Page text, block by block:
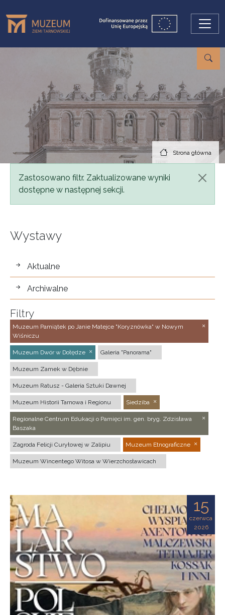
Strona główna
Komunikat
Zastosowano filtr. Zaktualizowane wyniki
dostępne w następnej sekcji.
Wystawy
wystawy
Aktualne
Archiwalne
Filtry
Muzeum Pamiątek po Janie Matejce "Koryznówka" w Nowym
Wiśniczu
Muzeum Dwór w Dołędze Galeria "Panorama"
Muzeum Zamek w Dębnie
Muzeum Ratusz - Galeria Sztuki Dawnej
Muzeum Historii Tarnowa i Regionu Siedziba
Regionalne Centrum Edukacji o Pamięci im. gen. bryg. Zdzisława
Baszaka
Zagroda Felicji Curyłowej w Zalipiu Muzeum Etnograficzne
Muzeum Wincentego Witosa w Wierzchosławicach
15
czerwca
2026